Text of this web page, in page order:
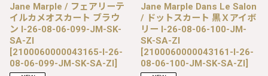
Jane Marple / フェアリーテ
イルカメオスカート ブラウ
ン I-26-08-06-099-JM-SK-
SA-ZI
[2100060000043165-I-26-
08-06-099-JM-SK-SA-ZI]
Jane Marple Dans Le Salon
/ ドットスカート 黒Ｘアイボ
リー I-26-08-06-100-JM-
SK-SA-ZI
[2100060000043161-I-26-
08-06-100-JM-SK-SA-ZI]